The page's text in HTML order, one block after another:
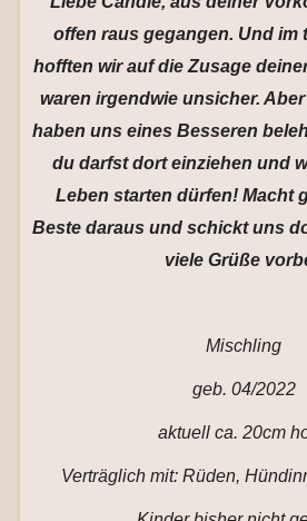
offen raus gegangen. Und im
hofften wir auf die Zusage
waren irgendwie unsicher.
haben uns eines Besseren
du darfst dort einziehen und
Leben starten dürfen! Macht
Beste daraus und schickt uns
viele Grüße
Mischling
geb. 04/2022
aktuell ca. 20cm
Verträglich mit: Rüden,